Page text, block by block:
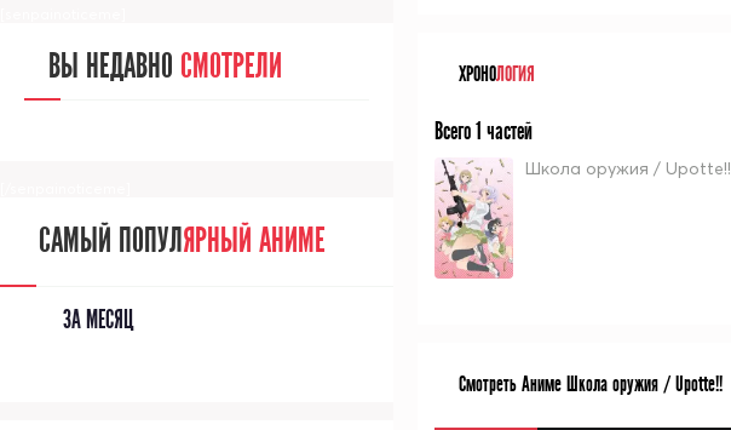
ХРОНОЛОГИЯ
Всего 1 частей
Школа оружия / Upotte!!
Смотреть Аниме Школа оружия / Upotte!!
ВЫ НЕДАВНО СМОТРЕЛИ
САМЫЙ ПОПУЛЯРНЫЙ АНИМЕ
ЗА МЕСЯЦ